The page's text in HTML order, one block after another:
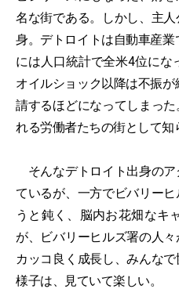
名な街である。しかし、主
身。デトロイトは自動車産
には人口統計で全米4位にな
オイルショック以降は不振
請するほどになってしまっ
れる労働者たちの街として知
そんなデトロイト出身の
ているが、一方でビバリー
うと鈍く、脳内お花畑なキ
が、ビバリーヒルズ署の人
カッコ良く成長し、みんな
様子は、見ていて楽しい。